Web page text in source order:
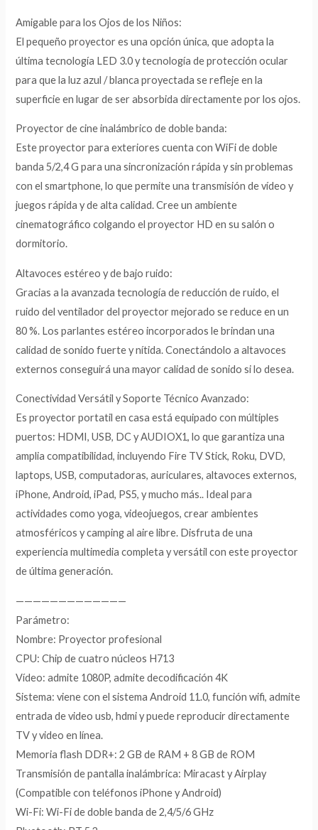
Amigable para los Ojos de los Niños:
El pequeño proyector es una opción única, que adopta la
última tecnología LED 3.0 y tecnología de protección ocular
para que la luz azul / blanca proyectada se refleje en la
superficie en lugar de ser absorbida directamente por los ojos.
Proyector de cine inalámbrico de doble banda:
Este proyector para exteriores cuenta con WiFi de doble
banda 5/2,4 G para una sincronización rápida y sin problemas
con el smartphone, lo que permite una transmisión de vídeo y
juegos rápida y de alta calidad. Cree un ambiente
cinematográfico colgando el proyector HD en su salón o
dormitorio.
Altavoces estéreo y de bajo ruido:
Gracias a la avanzada tecnología de reducción de ruido, el
ruido del ventilador del proyector mejorado se reduce en un
80 %. Los parlantes estéreo incorporados le brindan una
calidad de sonido fuerte y nítida. Conectándolo a altavoces
externos conseguirá una mayor calidad de sonido si lo desea.
Conectividad Versátil y Soporte Técnico Avanzado:
Es proyector portatil en casa está equipado con múltiples
puertos: HDMI, USB, DC y AUDIOX1, lo que garantiza una
amplia compatibilidad, incluyendo Fire TV Stick, Roku, DVD,
laptops, USB, computadoras, auriculares, altavoces externos,
iPhone, Android, iPad, PS5, y mucho más.. Ideal para
actividades como yoga, videojuegos, crear ambientes
atmosféricos y camping al aire libre. Disfruta de una
experiencia multimedia completa y versátil con este proyector
de última generación.
—————————————
Parámetro:
Nombre: Proyector profesional
CPU: Chip de cuatro núcleos H713
Vídeo: admite 1080P, admite decodificación 4K
Sistema: viene con el sistema Android 11.0, función wifi, admite
entrada de video usb, hdmi y puede reproducir directamente
TV y video en línea.
Memoria flash DDR+: 2 GB de RAM + 8 GB de ROM
Transmisión de pantalla inalámbrica: Miracast y Airplay
(Compatible con teléfonos iPhone y Android)
Wi-Fi: Wi-Fi de doble banda de 2,4/5/6 GHz